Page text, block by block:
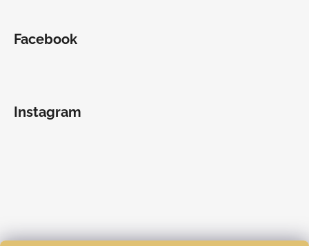
Facebook
Instagram